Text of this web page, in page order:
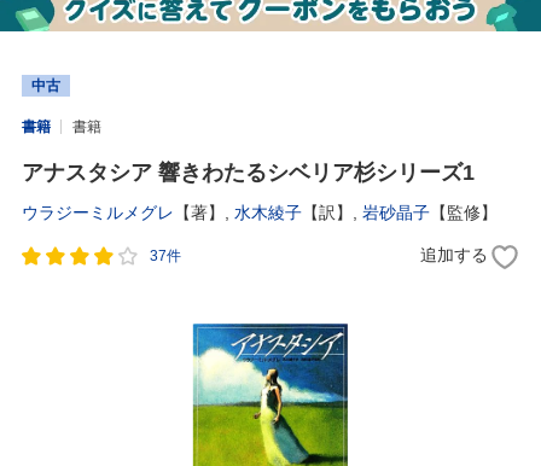
中古
書籍 書籍
アナスタシア 響きわたるシベリア杉シリーズ1
ウラジーミルメグレ 【著】, 水木綾子 【訳】, 岩砂晶子 【監修】
37件 追加する